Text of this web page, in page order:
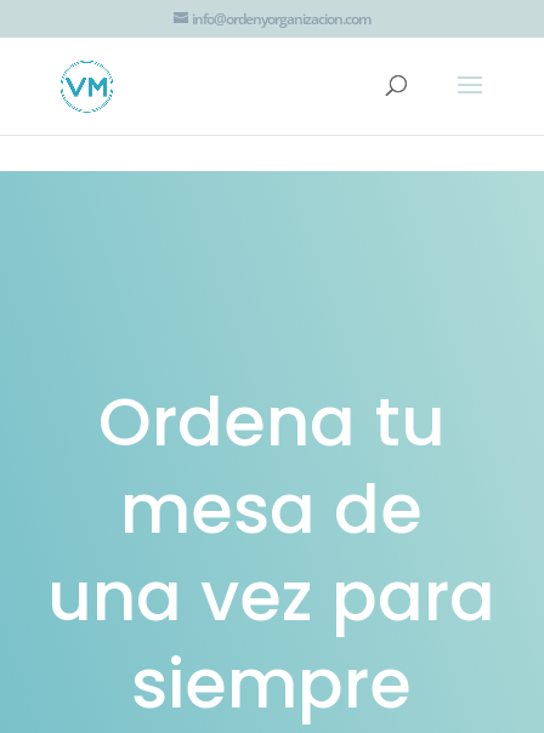
info@ordenyorganizacion.com
Ordena tu
mesa de
una vez para
siempre